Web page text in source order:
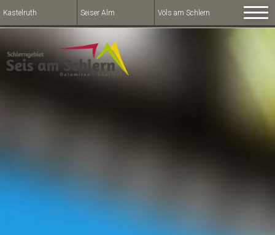
Kastelruth Seiser Alm Völs am Schlern